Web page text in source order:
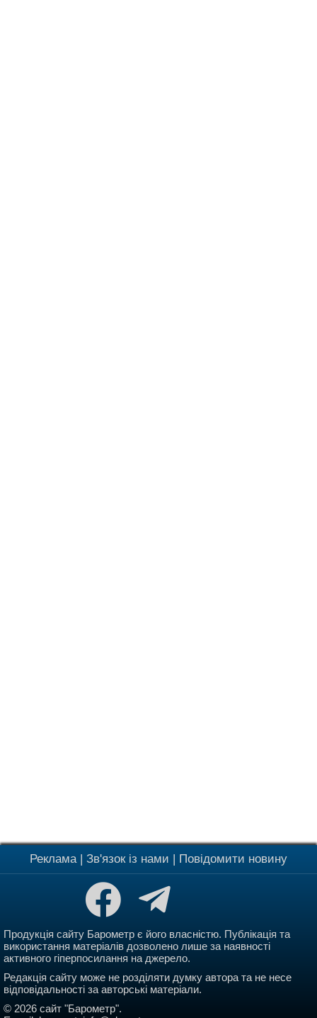
Реклама| Зв'язок із нами | Повідомити новину
Продукція сайту Барометр є його власністю. Публікація та
використання матеріалів дозволено лише за наявності
активного гіперпосилання на джерело.
Редакція сайту може не розділяти думку автора та не несе
відповідальності за авторські матеріали.
© 2026 сайт "Барометр".